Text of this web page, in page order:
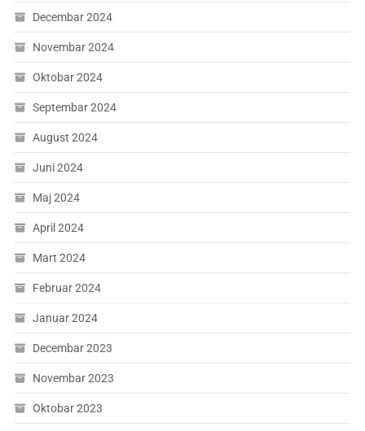
Decembar 2024
Novembar 2024
Oktobar 2024
Septembar 2024
August 2024
Juni 2024
Maj 2024
April 2024
Mart 2024
Februar 2024
Januar 2024
Decembar 2023
Novembar 2023
Oktobar 2023